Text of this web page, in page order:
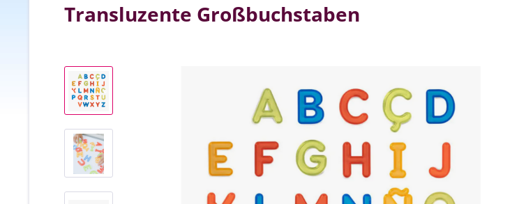
Transluzente Großbuchstaben